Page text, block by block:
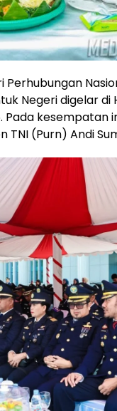
Perhubungan
Negeri digelar di
Pada kesempatan
TNI (Purn) Andi